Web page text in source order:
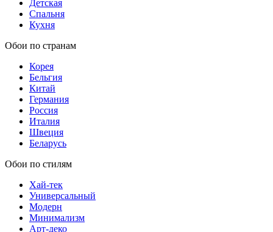
Детская
Спальня
Кухня
Обои по странам
Корея
Бельгия
Китай
Германия
Россия
Италия
Швеция
Беларусь
Обои по стилям
Хай-тек
Универсальный
Модерн
Минимализм
Арт-деко